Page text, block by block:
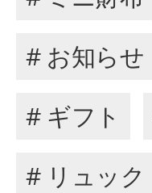
# お知らせ
# ギフト
# リュック